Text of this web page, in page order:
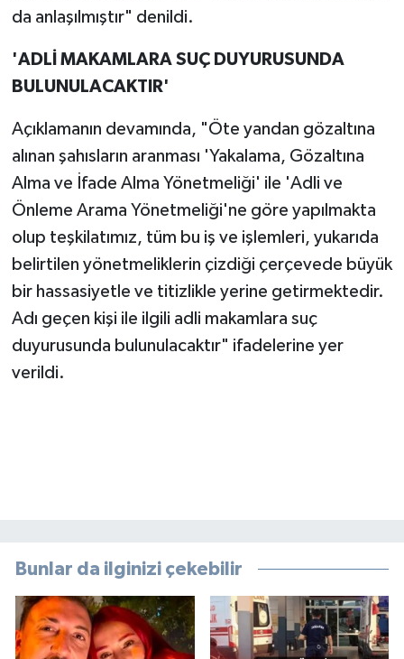
da anlaşılmıştır" denildi.
'ADLİ MAKAMLARA SUÇ DUYURUSUNDA
BULUNULACAKTIR'
Açıklamanın devamında, "Öte yandan gözaltına
alınan şahısların aranması 'Yakalama, Gözaltına
Alma ve İfade Alma Yönetmeliği' ile 'Adli ve
Önleme Arama Yönetmeliği'ne göre yapılmakta
olup teşkilatımız, tüm bu iş ve işlemleri, yukarıda
belirtilen yönetmeliklerin çizdiği çerçevede büyük
bir hassasiyetle ve titizlikle yerine getirmektedir.
Adı geçen kişi ile ilgili adli makamlara suç
duyurusunda bulunulacaktır" ifadelerine yer
verildi.
Bunlar da ilginizi çekebilir